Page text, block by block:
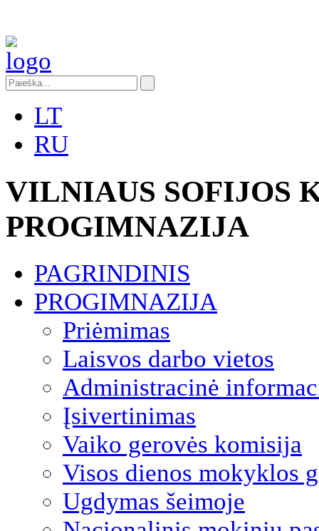
LT
RU
VILNIAUS SOFIJOS
PROGIMNAZIJA
PAGRINDINIS
PROGIMNAZIJA
Priėmimas
Laisvos darbo vietos
Administracinė
Įsivertinimas
Vaiko gerovės komisija
Visos dienos mokyklos
Ugdymas šeimoje